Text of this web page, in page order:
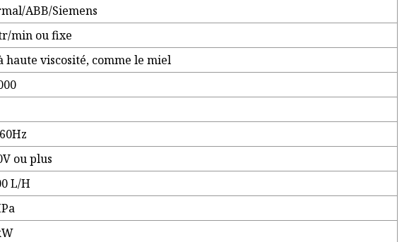
ABB/Siemens
min ou fixe
haute viscosité, comme le miel
ou plus
L/H